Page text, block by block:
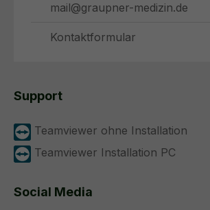
mail@graupner-medizin.de
Kontaktformular
Support
Teamviewer ohne Installation
Teamviewer Installation PC
Social Media